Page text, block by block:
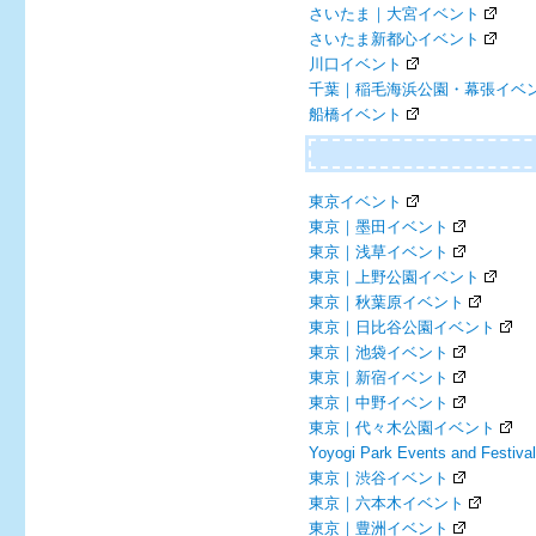
さいたま｜大宮イベント
さいたま新都心イベント
川口イベント
千葉｜稲毛海浜公園・幕張イベ
船橋イベント
東京イベント
東京｜墨田イベント
東京｜浅草イベント
東京｜上野公園イベント
東京｜秋葉原イベント
東京｜日比谷公園イベント
東京｜池袋イベント
東京｜新宿イベント
東京｜中野イベント
東京｜代々木公園イベント
Yoyogi Park Events and
東京｜渋谷イベント
東京｜六本木イベント
東京｜豊洲イベント